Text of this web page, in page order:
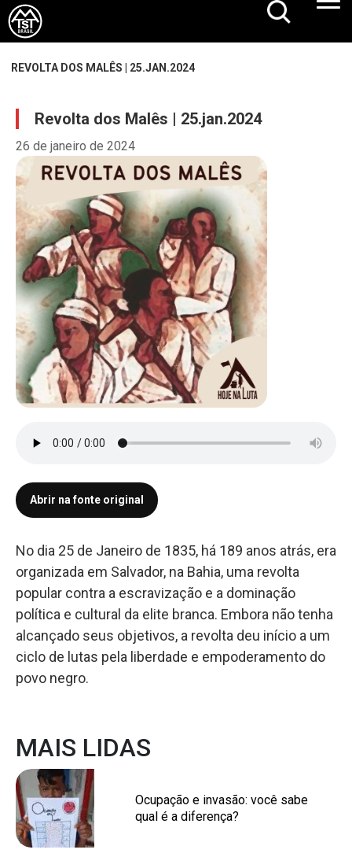
REVOLTA DOS MALÊS | 25.JAN.2024
Revolta dos Malês | 25.jan.2024
26 de janeiro de 2024
Abrir na fonte original
No dia 25 de Janeiro de 1835, há 189 anos atrás, era
organizada em Salvador, na Bahia, uma revolta
popular contra a escravização e a dominação
política e cultural da elite branca. Embora não tenha
alcançado seus objetivos, a revolta deu início a um
ciclo de lutas pela liberdade e empoderamento do
povo negro.
MAIS LIDAS
Ocupação e invasão: você sabe
qual é a diferença?